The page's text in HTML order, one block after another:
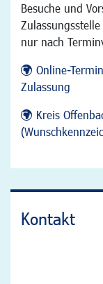
Besuche und
nur nach
Online-
Zulassung
Kreis
Kontakt